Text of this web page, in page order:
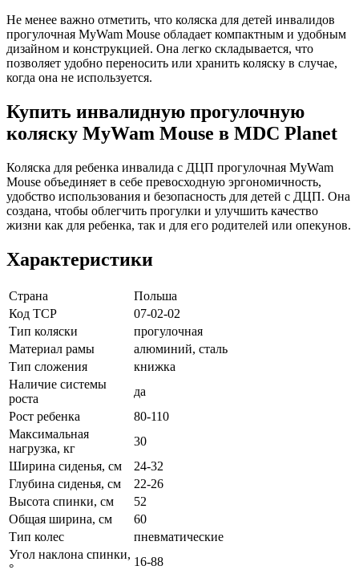
Не менее важно отметить, что коляска для детей инвалидов
прогулочная MyWam Mouse обладает компактным и удобным
дизайном и конструкцией. Она легко складывается, что
позволяет удобно переносить или хранить коляску в случае,
когда она не используется.
Купить инвалидную прогулочную
коляску MyWam Mouse в MDC Planet
Коляска для ребенка инвалида с ДЦП прогулочная MyWam
Mouse объединяет в себе превосходную эргономичность,
удобство использования и безопасность для детей с ДЦП. Она
создана, чтобы облегчить прогулки и улучшить качество
жизни как для ребенка, так и для его родителей или опекунов.
Характеристики
Страна
Польша
Код ТСР
07-02-02
Тип коляски
прогулочная
Материал рамы
алюминий, сталь
Тип сложения
книжка
Наличие системы
роста
да
Рост ребенка
80-110
Максимальная
нагрузка, кг
30
Ширина сиденья, см
24-32
Глубина сиденья, см
22-26
Высота спинки, см
52
Общая ширина, см
60
Тип колес
пневматические
Угол наклона спинки,
°
16-88